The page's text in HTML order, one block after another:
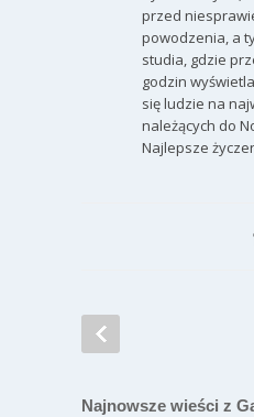
przed
powodzenia, a
studia, gdzie
godzin
się ludzie na
należących do
Najlepsze
Najnowsze wieści z